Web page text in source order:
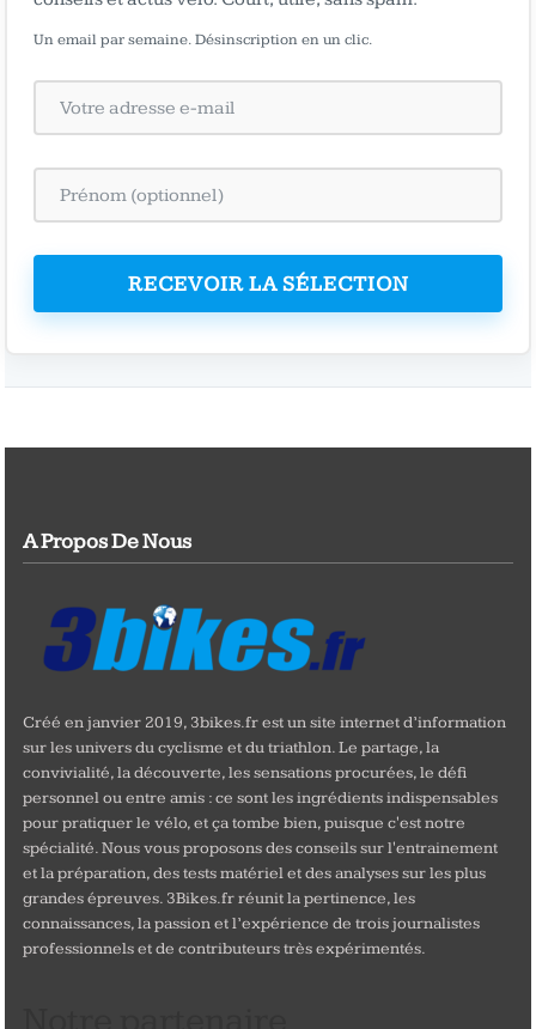
Un email par semaine. Désinscription en un clic.
RECEVOIR LA SÉLECTION
A Propos De Nous
Créé en janvier 2019, 3bikes.fr est un site internet d’information
sur les univers du cyclisme et du triathlon. Le partage, la
convivialité, la découverte, les sensations procurées, le défi
personnel ou entre amis : ce sont les ingrédients indispensables
pour pratiquer le vélo, et ça tombe bien, puisque c'est notre
spécialité. Nous vous proposons des conseils sur l'entrainement
et la préparation, des tests matériel et des analyses sur les plus
grandes épreuves. 3Bikes.fr réunit la pertinence, les
connaissances, la passion et l’expérience de trois journalistes
professionnels et de contributeurs très expérimentés.